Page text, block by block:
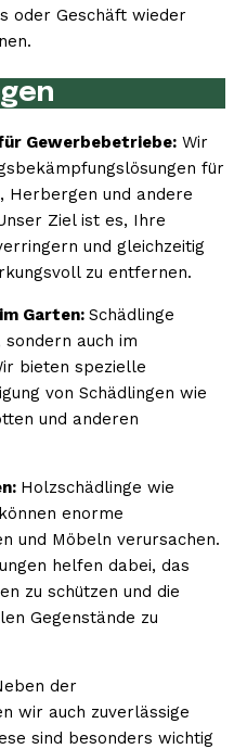
oder Geschäft wieder
Gewerbebetriebe: Wir
für
Herbergen und andere
Ziel ist es, Ihre
und gleichzeitig
zu entfernen.
Garten: Schädlinge
auch im
bieten spezielle
von Schädlingen wie
und anderen
Holzschädlinge wie
enorme
und Möbeln verursachen.
helfen dabei, das
zu schützen und die
Gegenstände zu
der
wir auch zuverlässige
sind besonders wichtig